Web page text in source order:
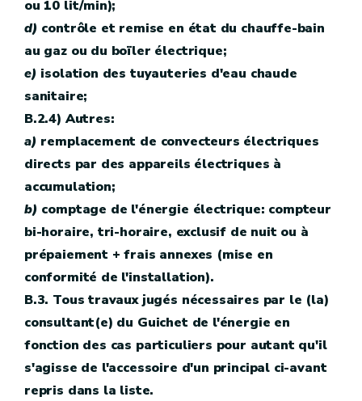
ou 10 lit/min);
d) contrôle et remise en état du chauffe-bain
au gaz ou du boïler électrique;
e) isolation des tuyauteries d'eau chaude
sanitaire;
B.2.4) Autres:
a) remplacement de convecteurs électriques
directs par des appareils électriques à
accumulation;
b) comptage de l'énergie électrique: compteur
bi-horaire, tri-horaire, exclusif de nuit ou à
prépaiement + frais annexes (mise en
conformité de l'installation).
B.3. Tous travaux jugés nécessaires par le (la)
consultant(e) du Guichet de l'énergie en
fonction des cas particuliers pour autant qu'il
s'agisse de l'accessoire d'un principal ci-avant
repris dans la liste.